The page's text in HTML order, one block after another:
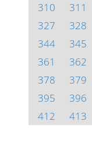
310
311
327
328
344
345
361
362
378
379
395
396
412
413